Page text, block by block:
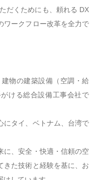
だくためにも、頼れる DX
ワークフロー改革を全力で
物の建築設備（空調・給
ける総合設備工事会社で
にタイ、ベトナム、台湾で
に、安全・快適・信頼の空
きた技術と経験を基に、お